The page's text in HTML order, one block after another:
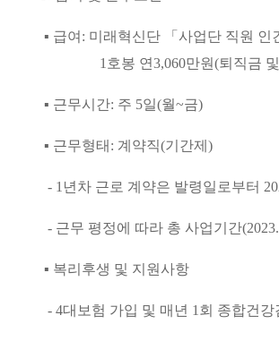
▪ 급여 : 미래혁신단 「사업단 직원 인
1 호봉 연3,060만원(퇴직금
▪ 근무시간: 주 5일(월~금)
▪ 근무형태 : 계약직(기간제 )
- 1 년차 근로 계약은 발령일로부터
- 근무 평정에 따라 총 사업기간
▪ 복리후생 및 지원사항
- 4대보험 가입 및 매년 1 회 종합건강